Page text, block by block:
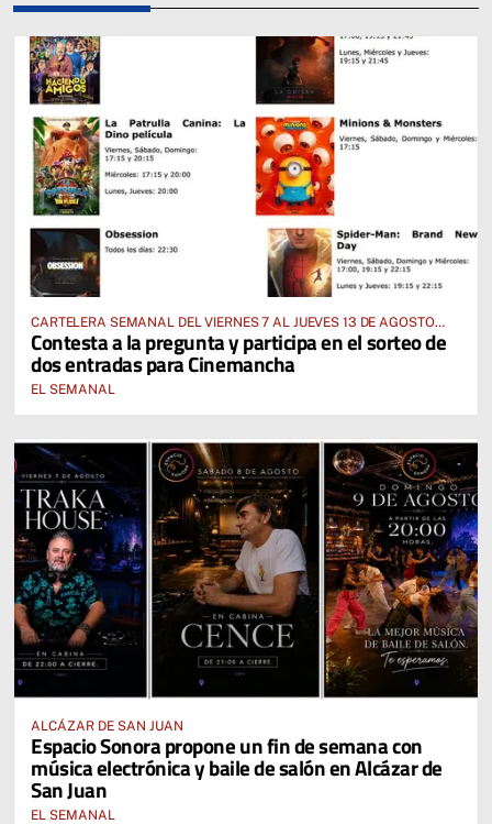
CARTELERA SEMANAL DEL VIERNES 7 AL JUEVES 13 DE AGOSTO
2026
Contesta a la pregunta y participa en el sorteo de
dos entradas para Cinemancha
EL SEMANAL
ALCÁZAR DE SAN JUAN
Espacio Sonora propone un fin de semana con
música electrónica y baile de salón en Alcázar de
San Juan
EL SEMANAL